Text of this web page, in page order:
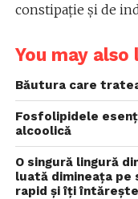
constipație și de
You may also
Băutura care
Fosfolipidele
alcoolică
O singură lingură
luată dimineața
rapid și îți